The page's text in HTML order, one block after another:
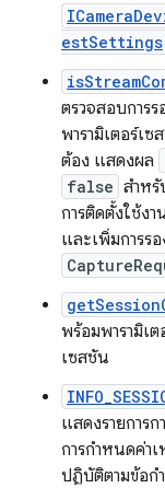
estSettings
ตรวจสอบการ
พารามิเตอร์เ
ต้อง แสดงผล
false สำหรั
การติดตั้งใช้งา
และเพิ่มการร
พร้อมพารามิเ
เซสชัน
แสดงรายการ
การกำหนดค่า
ปฏิบัติตามข้อก